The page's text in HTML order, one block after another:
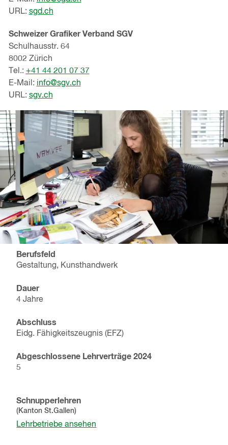
URL: sgd.ch
Schweizer Grafiker Verband SGV
Schulhausstr. 64
8002 Zürich
Tel.: +41 44 201 07 37
E-Mail: info@sgv.ch
URL: sgv.ch
Berufsfeld
Gestaltung, Kunsthandwerk
Dauer
4 Jahre
Abschluss
Eidg. Fähigkeitszeugnis (EFZ)
Abgeschlossene Lehrverträge2024
5
Schnupperlehren
(KantonSt.Gallen)
Lehrbetriebe ansehen